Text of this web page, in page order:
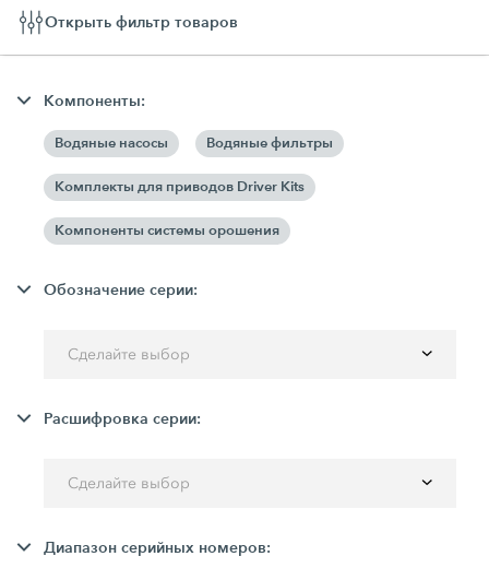
Открыть фильтр товаров
Компоненты:
Водяные насосы Водяные фильтры
Комплекты для приводов Driver Kits
Компоненты системы орошения
Обозначение серии:
Сделайте выбор
Расшифровка серии:
Сделайте выбор
Диапазон серийных номеров: